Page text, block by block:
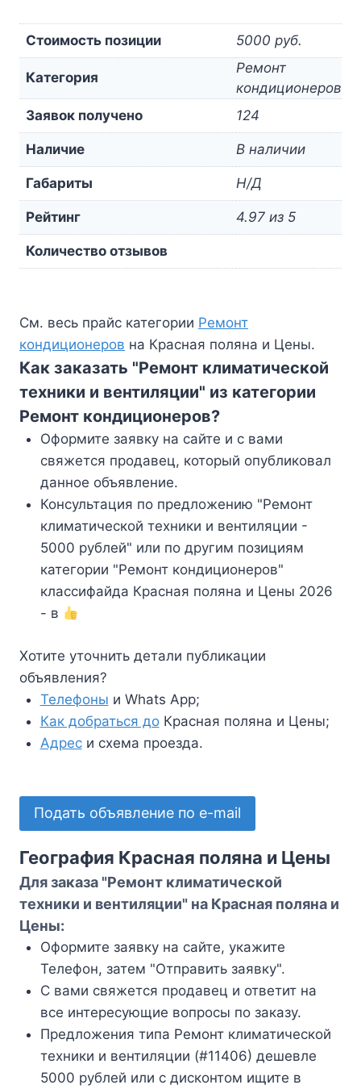
Стоимость позиции 5000 руб.
Категория
Ремонт
кондиционеров
Заявок получено
124
Наличие В наличии
Габариты Н/Д
Рейтинг 4.97 из 5
Количество отзывов
См. весь прайс категории Ремонт
кондиционеров на Красная поляна и Цены.
Как заказать "Ремонт климатической
техники и вентиляции" из категории
Ремонт кондиционеров?
Оформите заявку на сайте и с вами
свяжется продавец, который опубликовал
данное объявление.
Консультация по предложению "Ремонт
климатической техники и вентиляции -
5000 рублей" или по другим позициям
категории "Ремонт кондиционеров"
классифайда Красная поляна и Цены 2026
- в
Хотите уточнить детали публикации
объявления?
Телефоны и Whats App;
Как добраться доКрасная поляна и Цены;
Адреси схема проезда.
Подать объявление по e-mail
География Красная поляна и Цены
Для заказа "Ремонт климатической
техники и вентиляции" на Красная поляна и
Цены:
Оформите заявку на сайте, укажите
Телефон, затем "Отправить заявку".
С вами свяжется продавец и ответит на
все интересующие вопросы по заказу.
Предложения типа Ремонт климатической
техники и вентиляции (#11406) дешевле
5000 рублей или с дисконтом ищите в